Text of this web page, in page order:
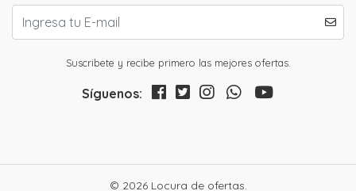
Suscribete y recibe primero las mejores ofertas.
Síguenos:
© 2026 Locura de ofertas.